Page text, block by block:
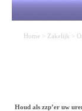
Home > Zakelijk >
Houd als zzp’er uw